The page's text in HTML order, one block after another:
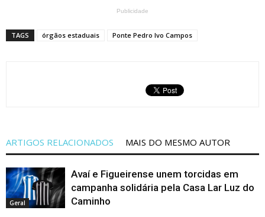
Publicidade
TAGS órgãos estaduais Ponte Pedro Ivo Campos
ARTIGOS RELACIONADOS MAIS DO MESMO AUTOR
Geral
Avaí e Figueirense unem torcidas em
campanha solidária pela Casa Lar Luz do
Caminho